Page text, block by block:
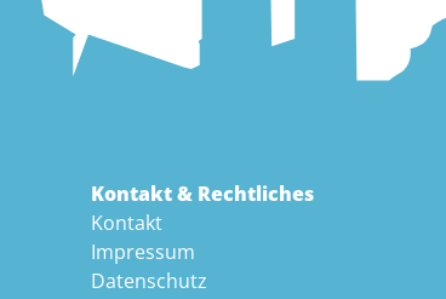
Kontakt & Rechtliches
Kontakt
Impressum
Datenschutz